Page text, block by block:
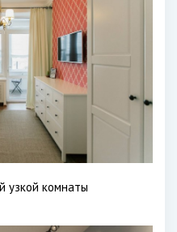
узкой комнаты